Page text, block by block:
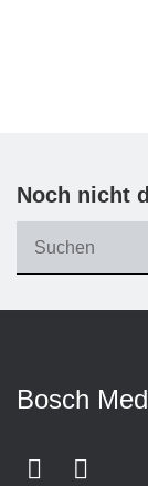
Noch nicht
Bosch